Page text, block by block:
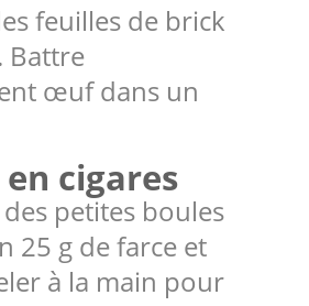
feuilles de brick
Battre
œuf dans un
cigares
petites boules
25 g de farce et
à la main pour